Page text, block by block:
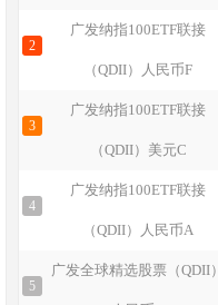
2
广发纳指100ETF联接
（QDII）人民币F
3
广发纳指100ETF联接
（QDII）美元C
4
广发纳指100ETF联接
（QDII）人民币A
5
广发全球精选股票（QDII）